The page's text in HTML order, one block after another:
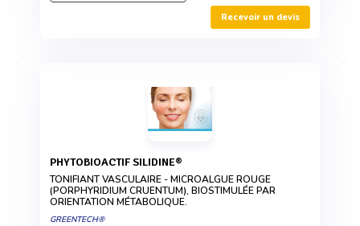
Recevoir un devis
PHYTOBIOACTIF SILIDINE®
TONIFIANT VASCULAIRE - MICROALGUE ROUGE
(PORPHYRIDIUM CRUENTUM), BIOSTIMULÉE PAR
ORIENTATION MÉTABOLIQUE.
GREENTECH®